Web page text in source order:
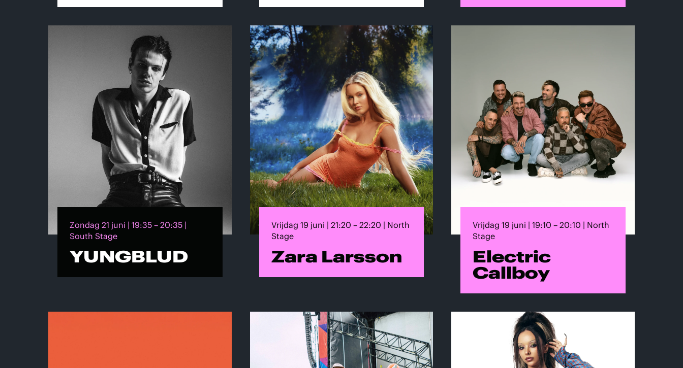
Zondag 21 juni | 19:35 – 20:35 |
South Stage
YUNGBLUD
Vrijdag 19 juni | 21:20 – 22:20 | North
Stage
Zara Larsson
Vrijdag 19 juni | 19:10 – 20:10 | North
Stage
Electric
Callboy